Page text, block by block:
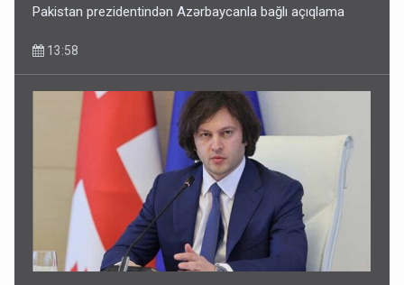
Pakistan prezidentindən Azərbaycanla bağlı açıqlama
13:58